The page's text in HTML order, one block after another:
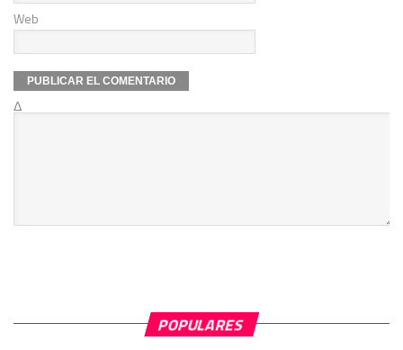
Web
Δ
POPULARES